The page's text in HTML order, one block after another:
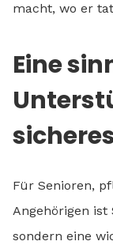
macht, wo er
Eine
Für Senioren,
Angehörigen
sondern eine